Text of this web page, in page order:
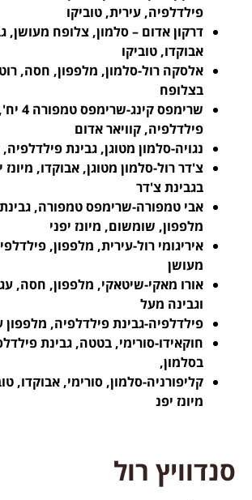
פילדלפיה, עירית, טוביקו
דרקון אדום – סלמון, צלופח מעושן,
אבוקדו, טוביקו
אלסקה רול-סלמון, מלפפון, חסה,
בצלופח
שרימפס
פילדלפיה, קוויאר אדום
נגויה-סלמון מטוגן, גבינת
צ'דר רול-סלמון מטוגן, אבוקדו, מיונז
בגבינת צ'דר
אבי טמפורה-שרימפס טמפורה,
מלפפון, שומשום, מיונז יפני
איריגומי רול-עירית, מלפפון,
מעושן
אורו מאקי-שיטאקי, מלפפון, חסה,
וגבינה מעל
פילדלפיה-גבינת פילדלפיה, מלפפון
חוקאידו-סורימי, בטטה, גבינת
בסלמון,
קליפורניה-סלמון, סורימי, אבוקדו,
מיונז יפנ
סנדוויץ רול